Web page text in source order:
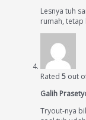
Lesnya tuh
rumah, tetap
Rated 5 out
Galih
Tryout-nya